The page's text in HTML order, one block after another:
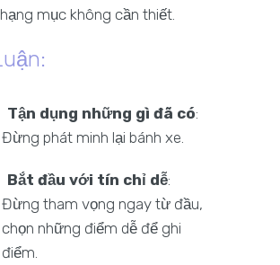
mục không cần thiết.
Tận dụng những gì đã có:
Đừng phát minh lại bánh xe.
Bắt đầu với tín chỉ dễ:
Đừng tham vọng ngay từ đầu,
chọn những điểm dễ để ghi
điểm.